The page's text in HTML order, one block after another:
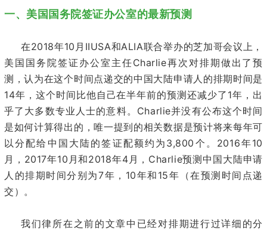
一、美国国务院签证办公室的最新预测
在2018年10 月 IIUSA和ALIA联合举办的芝加哥会议上，
美国国务院签证办公室主任Charlie再次对排期做出了预
测，认为在这个时间点递交的中国大陆申请人的排期时间是
14年，这个时间比他自己在半年前的预测还减少了 1年，出
乎了大多数专业人士的意料。 Charlie并没有公布这个时间
是如何计算得出的，唯一提到的相关数据是预计将来每年可
以分配给中国大陆的签证配额约为 3,800 个。 2016年10
月， 2017年10 月和2018年4 月， Charlie预测中国大陆申请
人的排期时间分别为7年， 10年和 15年（在预测时间点递
交）。
我们律所在之前的文章中已经对排期进行过详细的分